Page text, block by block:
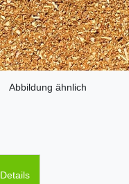
Abbildung ähnlich